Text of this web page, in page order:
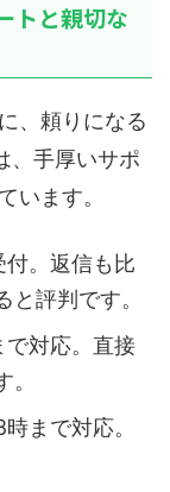
トと親切な
、頼りになる
、手厚いサポ
います。
。返信も比
評判です。
で対応。直接
まで対応。